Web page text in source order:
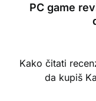
PC game
Kako čitati
da kupiš